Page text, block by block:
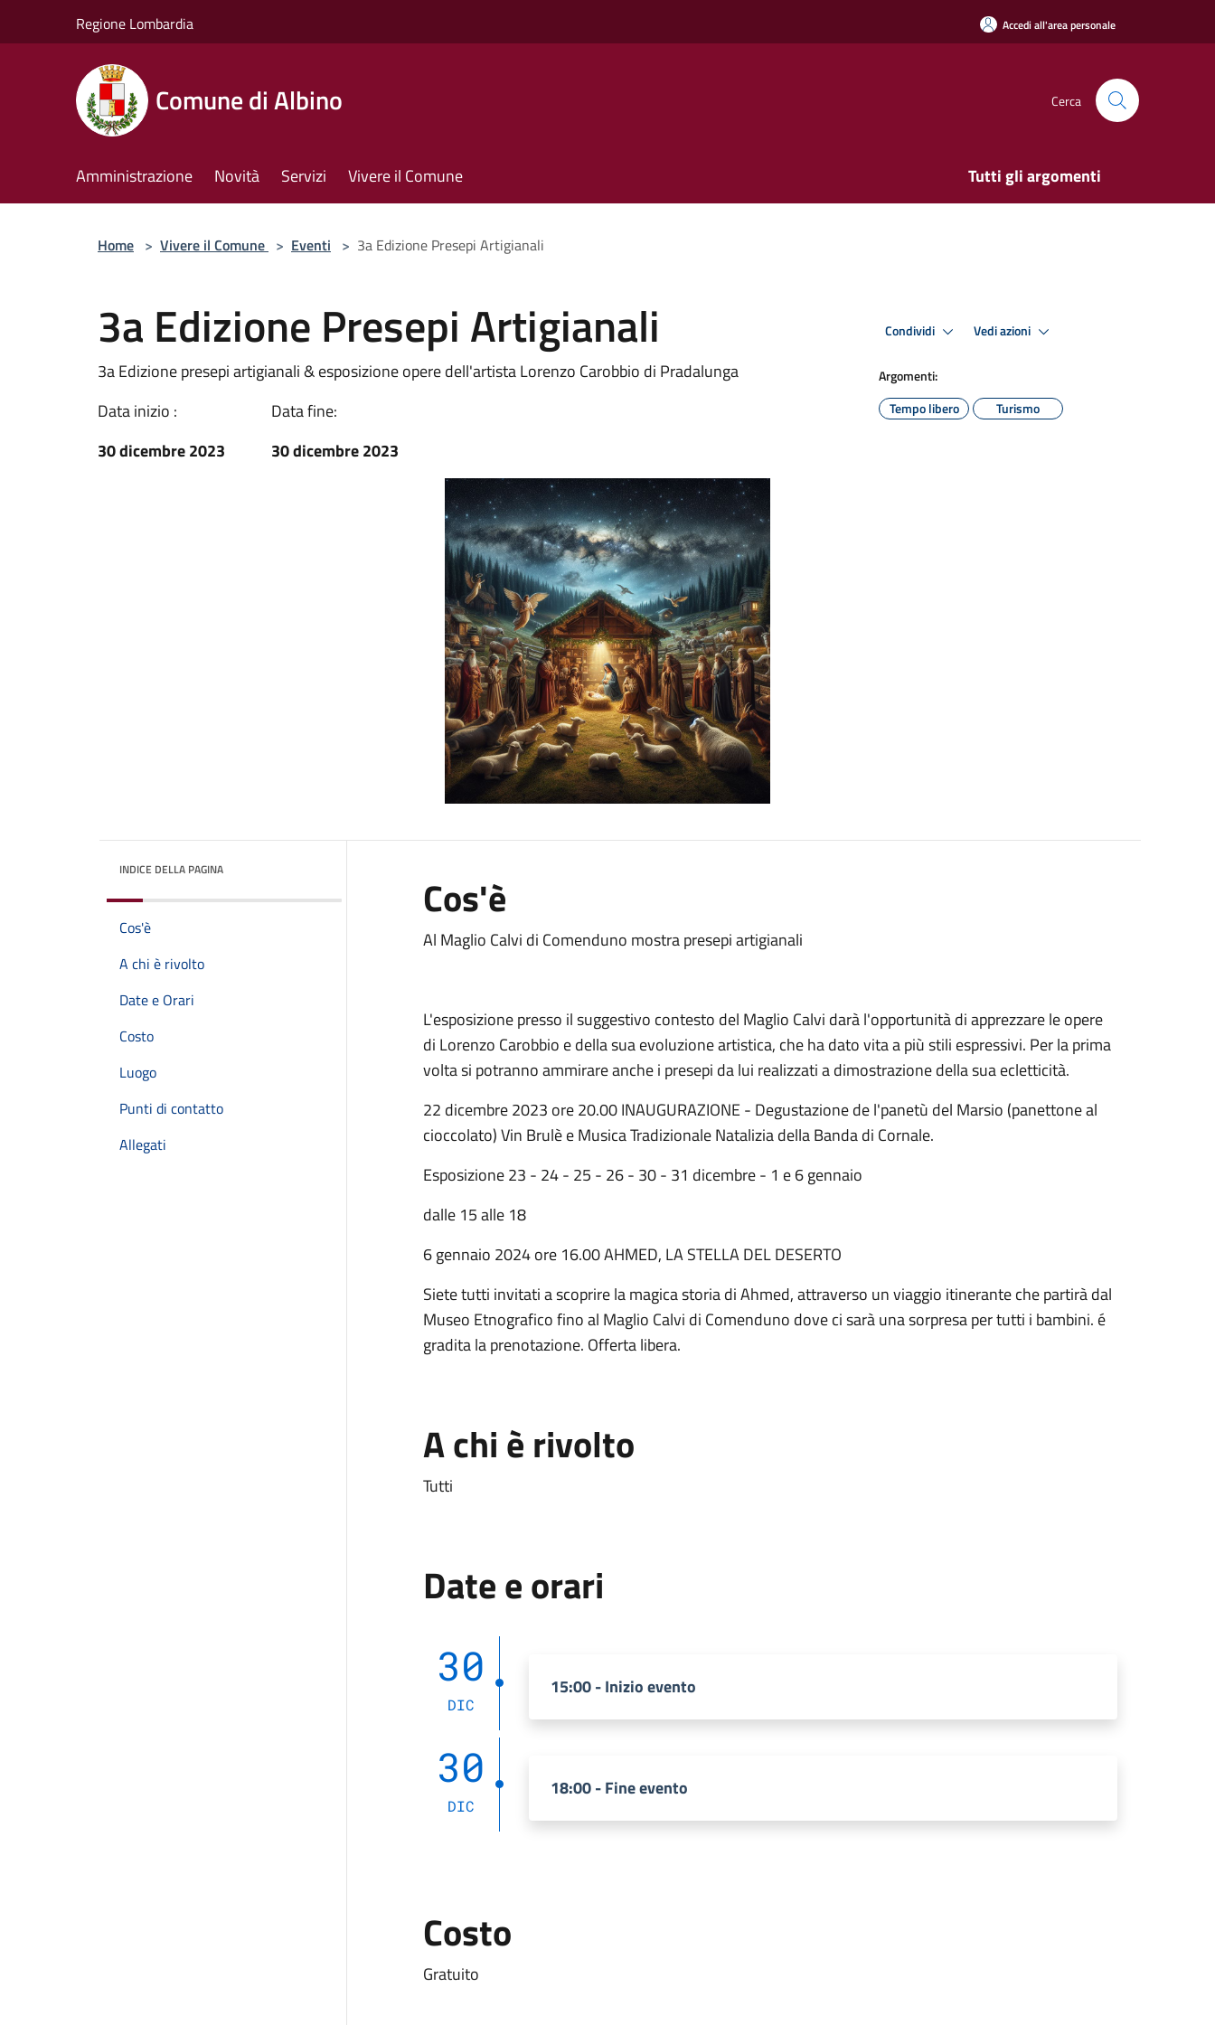
Regione Lombardia Accedi all'area personale
Comune di Albino Cerca
Amministrazione Novità Servizi Vivere il Comune Tutti gli argomenti
Home > Vivere il Comune > Eventi > 3a Edizione Presepi Artigianali
3a Edizione Presepi Artigianali
3a Edizione presepi artigianali & esposizione opere dell'artista Lorenzo Carobbio di Pradalunga
Data inizio :
30 dicembre 2023
Data fine:
30 dicembre 2023
Condividi Vedi azioni
Argomenti:
Tempo libero
Turismo
INDICE DELLA PAGINA
Cos'è
A chi è rivolto
Date e Orari
Costo
Luogo
Punti di contatto
Allegati
Cos'è
Al Maglio Calvi di Comenduno mostra presepi artigianali
L'esposizione presso il suggestivo contesto del Maglio Calvi darà l'opportunità di apprezzare le opere
di Lorenzo Carobbio e della sua evoluzione artistica, che ha dato vita a più stili espressivi. Per la prima
volta si potranno ammirare anche i presepi da lui realizzati a dimostrazione della sua ecletticità.
22 dicembre 2023 ore 20.00 INAUGURAZIONE - Degustazione de l'panetù del Marsio (panettone al
cioccolato) Vin Brulè e Musica Tradizionale Natalizia della Banda di Cornale.
Esposizione 23 - 24 - 25 - 26 - 30 - 31 dicembre - 1 e 6 gennaio
dalle 15 alle 18
6 gennaio 2024 ore 16.00 AHMED, LA STELLA DEL DESERTO
Siete tutti invitati a scoprire la magica storia di Ahmed, attraverso un viaggio itinerante che partirà dal
Museo Etnografico fino al Maglio Calvi di Comenduno dove ci sarà una sorpresa per tutti i bambini. é
gradita la prenotazione. Offerta libera.
A chi è rivolto
Tutti
Date e orari
30
DIC
15:00 - Inizio evento
30
DIC
18:00 - Fine evento
Costo
Gratuito